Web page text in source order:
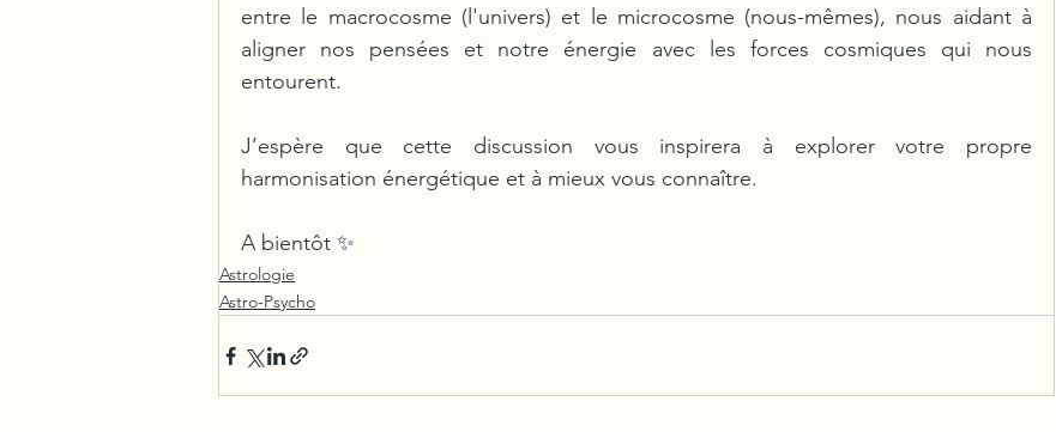
entre le macrocosme (l'univers) et le microcosme (nous-mêmes), nous aidant à
aligner nos pensées et notre énergie avec les forces cosmiques qui nous
entourent.
J’espère que cette discussion vous inspirera à explorer votre propre
harmonisation énergétique et à mieux vous connaître.
A bientôt ✨
Astrologie
Astro-Psycho